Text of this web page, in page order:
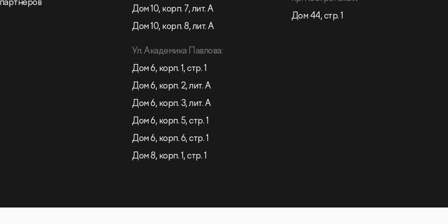
Дом 10, корп. 7, лит. А
Дом 10, корп. 8, лит. А
Ул. Академика Павлова:
Дом 6, корп. 1, стр. 1
Дом 6, корп. 2, лит. А
Дом 6, корп. 3, лит. А
Дом 6, корп. 5, стр. 1
Дом 6, корп. 6, стр. 1
Дом 8, корп. 1, стр. 1
Дом 44, стр. 1